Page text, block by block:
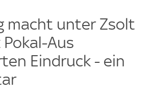
macht unter Zsolt
Aus
Eindruck - ein